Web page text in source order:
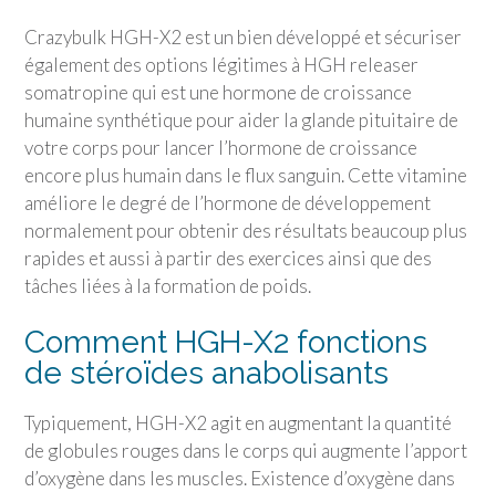
Crazybulk HGH-X2 est un bien développé et sécuriser
également des options légitimes à HGH releaser
somatropine qui est une hormone de croissance
humaine synthétique pour aider la glande pituitaire de
votre corps pour lancer l’hormone de croissance
encore plus humain dans le flux sanguin. Cette vitamine
améliore le degré de l’hormone de développement
normalement pour obtenir des résultats beaucoup plus
rapides et aussi à partir des exercices ainsi que des
tâches liées à la formation de poids.
Comment HGH-X2 fonctions
de stéroïdes anabolisants
Typiquement, HGH-X2 agit en augmentant la quantité
de globules rouges dans le corps qui augmente l’apport
d’oxygène dans les muscles. Existence d’oxygène dans